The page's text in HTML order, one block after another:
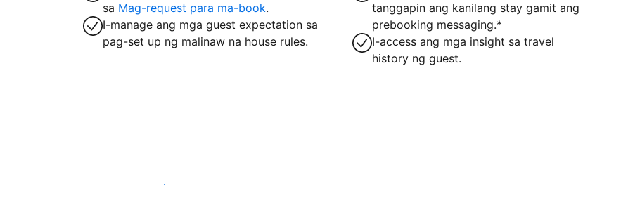
sa Mag-request para ma-book.
I-manage ang mga guest expectation sa
pag-set up ng malinaw na house rules.
tanggapin ang kanilang stay gamit ang
prebooking messaging.*
I-access ang mga insight sa travel
history ng guest.
Mag-host sa amin ngayon